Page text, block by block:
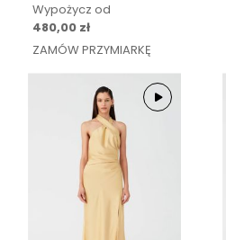
Wypożycz od
480,00 zł
ZAMÓW PRZYMIARKĘ